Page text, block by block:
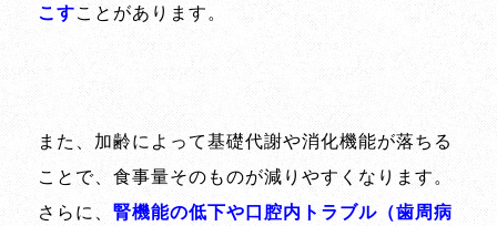
こすことがあります。
また、加齢によって基礎代謝や消化機能が落ちる
ことで、食事量そのものが減りやすくなります。
さらに、 腎機能の低下や口腔内トラブル（歯周病